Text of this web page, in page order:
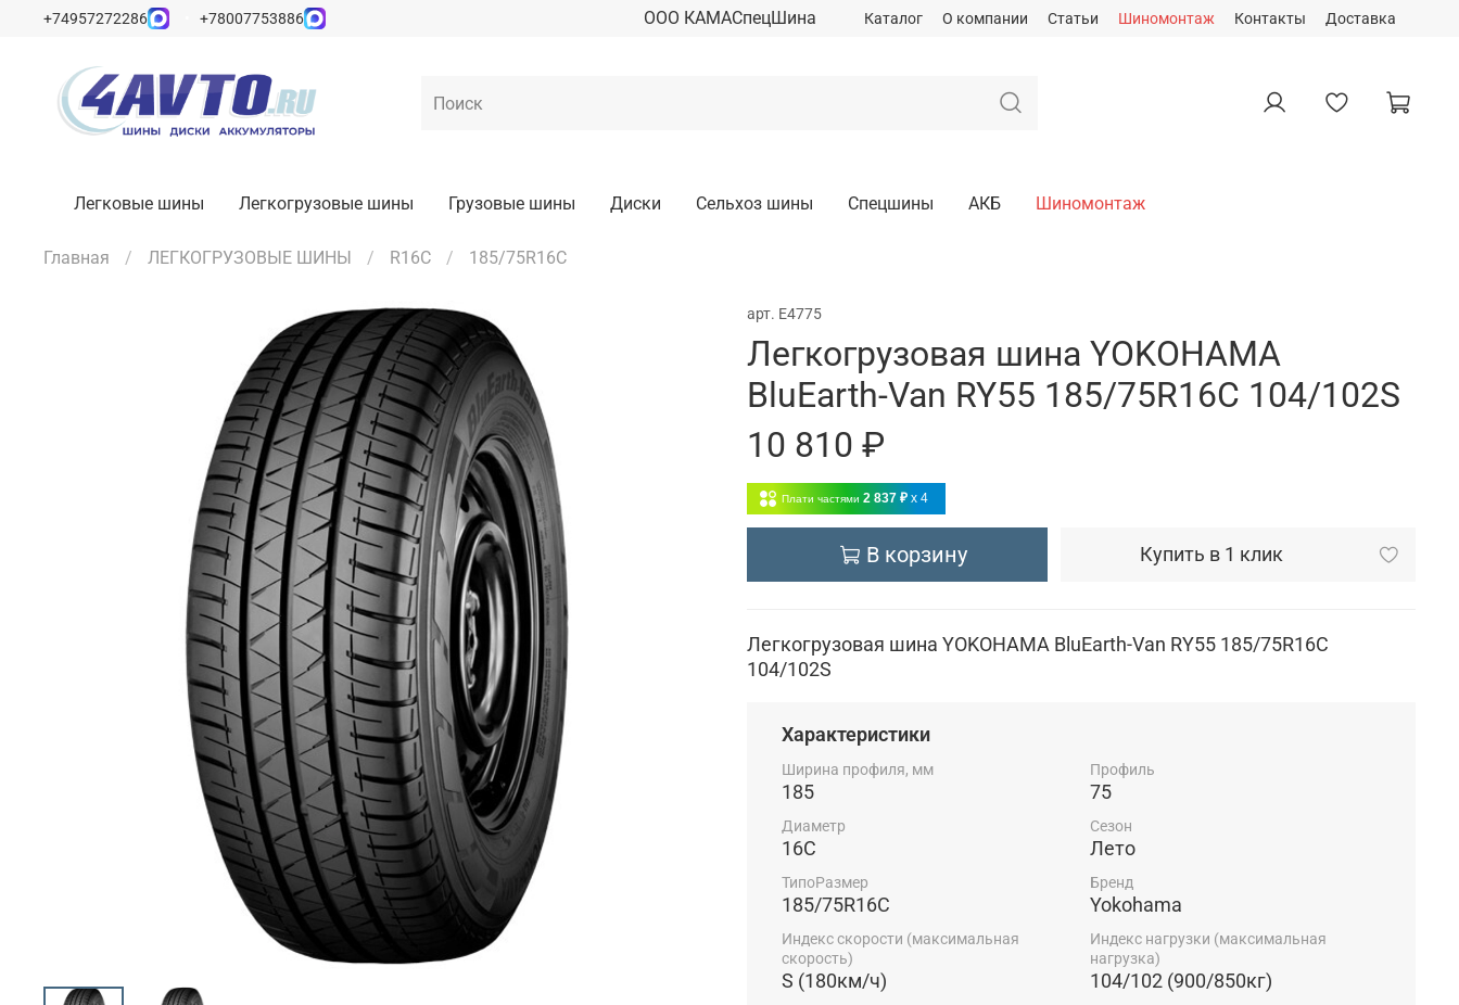
Каталог О компании Статьи Шиномонтаж Контакты Доставка
+74957272286 +78007753886 ООО КАМАСпецШина
Легковые шины Легкогрузовые шины Грузовые шины Диски Сельхоз шины Спецшины АКБ Шиномонтаж
Главная ЛЕГКОГРУЗОВЫЕ ШИНЫ R16C 185/75R16C
арт. E4775
Легкогрузовая шина YOKOHAMA
BluEarth-Van RY55 185/75R16C 104/102S
10 810 ₽
Плати частями 2 837 ₽ x 4
В корзину Купить в 1 клик
Легкогрузовая шина YOKOHAMA BluEarth-Van RY55 185/75R16C
104/102S
Характеристики
Ширина профиля, мм
185
Профиль
75
Диаметр
16C
Сезон
Лето
ТипоРазмер
185/75R16C
Бренд
Yokohama
Индекс скорости (максимальная
скорость)
S (180км/ч)
Индекс нагрузки (максимальная
нагрузка)
104/102 (900/850кг)